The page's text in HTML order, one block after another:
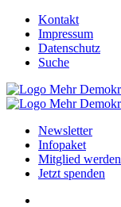
Kontakt
Impressum
Datenschutz
Suche
Newsletter
Infopaket
Mitglied werden
Jetzt spenden